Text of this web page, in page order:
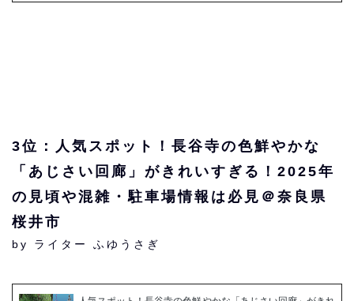
3位：人気スポット！長谷寺の色鮮やかな
「あじさい回廊」がきれいすぎる！2025年
の見頃や混雑・駐車場情報は必見＠奈良県
桜井市
by ライター ふゆうさぎ